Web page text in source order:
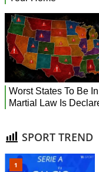
SPORT TREND